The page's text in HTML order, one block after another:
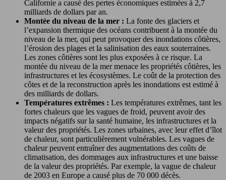
Californie a causé des pertes économiques estimées à 2,7
milliards de dollars par an.
Montée du niveau de la mer : La fonte des glaciers et
l’expansion thermique des océans contribuent à la montée du
niveau de la mer, qui peut provoquer des inondations côtières,
l’érosion des plages et la salinisation des eaux souterraines.
Les zones côtières sont les plus exposées à ce risque. La
montée du niveau de la mer menace les propriétés côtières, les
infrastructures et les écosystèmes. Le coût de la protection des
côtes et de la reconstruction après les inondations est estimé à
des milliards de dollars.
Températures extrêmes : Les températures extrêmes, tant les
fortes chaleurs que les vagues de froid, peuvent avoir des
impacts négatifs sur la santé humaine, les infrastructures et la
valeur des propriétés. Les zones urbaines, avec leur effet d’îlot
de chaleur, sont particulièrement vulnérables. Les vagues de
chaleur peuvent entraîner des augmentations des coûts de
climatisation, des dommages aux infrastructures et une baisse
de la valeur des propriétés. Par exemple, la vague de chaleur
de 2003 en Europe a causé plus de 70 000 décès.